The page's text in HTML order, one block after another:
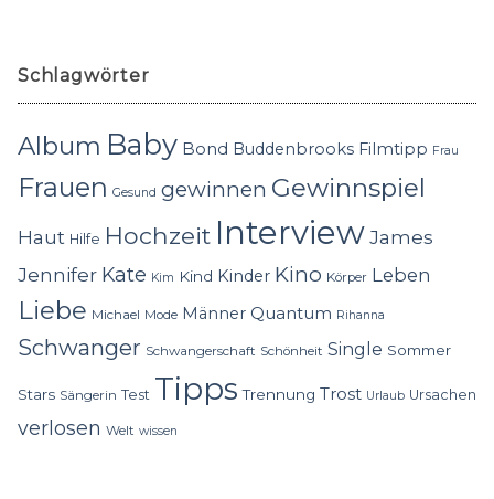
Schlagwörter
Album Baby Bond Buddenbrooks Filmtipp Frau
Frauen Gesund gewinnen Gewinnspiel
Haut Hilfe Hochzeit InterviewJames
Jennifer Kate Kim Kind Kinder Kino Körper Leben
Liebe Michael Mode Männer Quantum Rihanna
Schwanger Schwangerschaft Schönheit Single Sommer
Stars Sängerin Test Tipps Trennung Trost Urlaub Ursachen
verlosen Welt wissen